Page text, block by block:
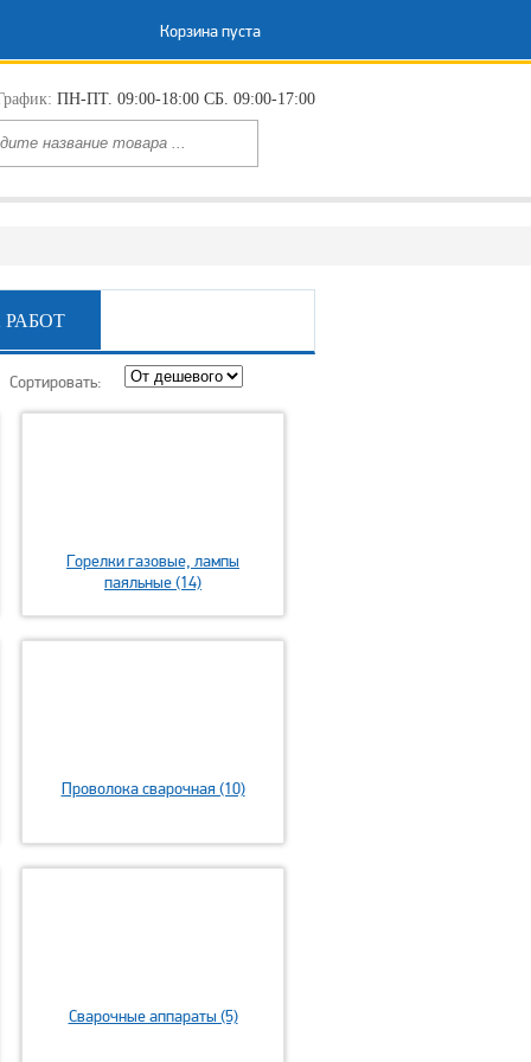
Корзина пуста
ПН-ПТ. 09:00-18:00 СБ. 09:00-17:00
Сортировать:
Горелки газовые, лампы
паяльные (14)
Проволока сварочная (10)
Сварочные аппараты (5)